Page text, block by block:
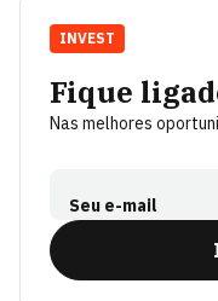
Fique
Nas melhores
Seu e-mail
INVEST